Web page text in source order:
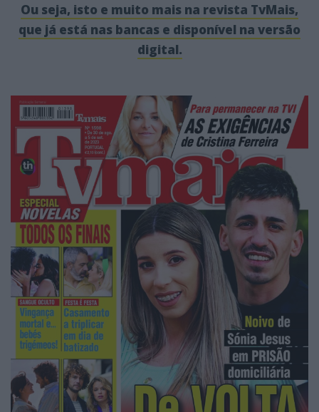
Ou seja, isto e muito mais na revista TvMais,
que já está nas bancas e disponível na versão
digital.